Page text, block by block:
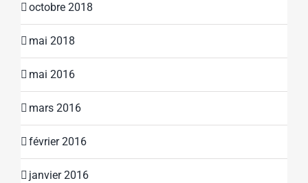
octobre 2018
mai 2018
mai 2016
mars 2016
février 2016
janvier 2016